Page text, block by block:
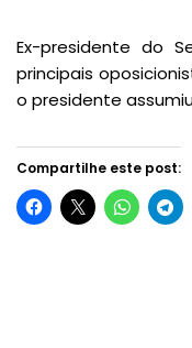
Ex-presidente do
principais
o presidente
Compartilhe este post: